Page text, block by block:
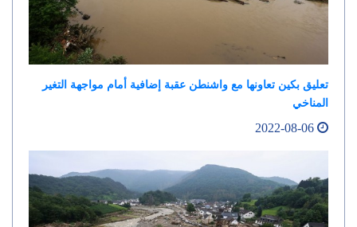
تعليق بكين تعاونها مع واشنطن عقبة إضافية أمام مواجهة التغير
المناخي